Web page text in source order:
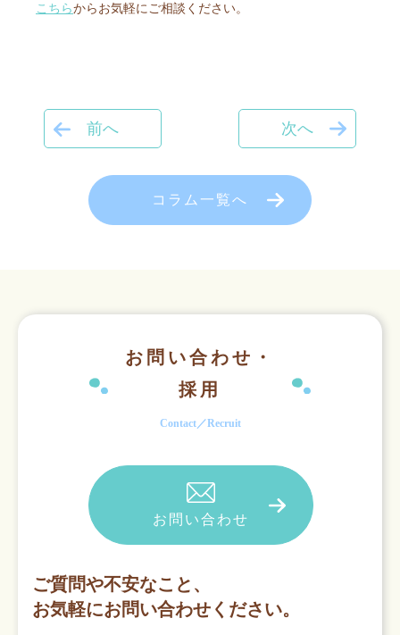
こちらからお気軽にご相談ください。
前へ 次へ
コラム一覧へ
お問い合わせ・
採用
Contact／Recruit
お問い合わせ
ご質問や不安なこと、
お気軽にお問い合わせください。